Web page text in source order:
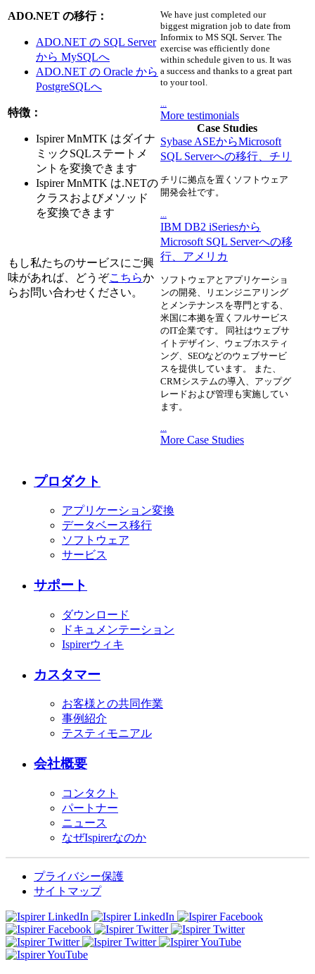
ADO.NET の移行：
ADO.NET の SQL Server
から MySQLへ
ADO.NET の Oracle から
PostgreSQLへ
特徴：
Ispirer MnMTK はダイナ
ミックSQLステートメ
ントを変換できます
Ispirer MnMTK は.NETの
クラスおよびメソッド
を変換できます
もし私たちのサービスにご興
味があれば、どうぞこちらか
らお問い合わせください。
We have just completed our
biggest migration job to date from
Informix to MS SQL Server. The
exercise was efficiently done
within schedule given to us. It was
a success and thanks to a great part
to your tool.
More testimonials
Case Studies
Sybase ASEからMicrosoft
SQL Serverへの移行、チリ
チリに拠点を置くソフトウェア
開発会社です。
IBM DB2 iSeriesから
Microsoft SQL Serverへの移
行、アメリカ
ソフトウェアとアプリケーショ
ンの開発、リエンジニアリング
とメンテナンスを専門とする、
米国に本拠を置くフルサービス
のIT企業です。 同社はウェブサ
イトデザイン、ウェブホスティ
ング、SEOなどのウェブサービ
スを提供しています。 また、
CRMシステムの導入、アップグ
レードおよび管理も実施してい
ます。
...
More Case Studies
プロダクト
アプリケーション変換
データベース移行
ソフトウェア
サービス
サポート
ダウンロード
ドキュメンテーション
Ispirerウィキ
カスタマー
お客様との共同作業
事例紹介
テスティモニアル
会社概要
コンタクト
パートナー
ニュース
なぜIspirerなのか
プライバシー保護
サイトマップ